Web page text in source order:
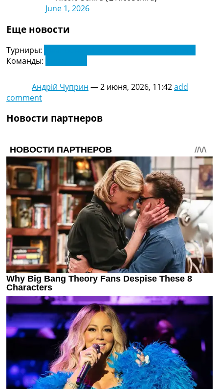
June 1, 2026
Еще новости
Турниры:
Команды:
Андрій Чуприн —2 июня, 2026, 11:42add
comment
Новости партнеров